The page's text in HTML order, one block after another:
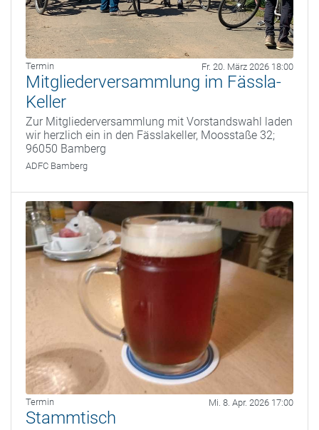
Termin Fr. 20. März 2026 18:00
Mitgliederversammlung im Fässla-
Keller
Zur Mitgliederversammlung mit Vorstandswahl laden
wir herzlich ein in den Fässlakeller, Moosstaße 32;
96050 Bamberg
ADFC Bamberg
Termin Mi. 8. Apr. 2026 17:00
Stammtisch